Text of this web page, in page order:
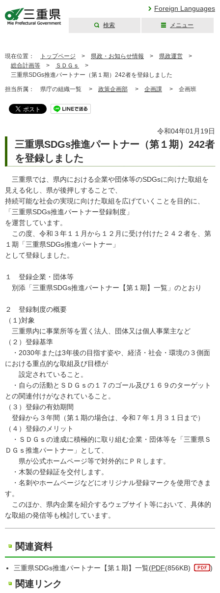
Foreign Languages
検索 メニュー
現在位置： トップページ > 県政・お知らせ情報 > 県政運営 >
総合計画等 > ＳＤＧｓ
>
三重県SDGs推進パートナー（第１期）242者を登録しました
担当所属： 県庁の組織一覧 > 政策企画部 > 企画課 > 企画班
令和04年01月19日
三重県SDGs推進パートナー（第１期）242者
を登録しました
三重県では、県内における企業や団体等のSDGsに向けた取組を
見える化し、県が後押しすることで、
持続可能な社会の実現に向けた取組を広げていくことを目的に、
「三重県SDGs推進パートナー登録制度」
を運営しています。
この度、令和３年１１月から１２月に受け付けた２４２者を、第
１期「三重県SDGs推進パートナー」
として登録しました。
１ 登録企業・団体等
別添「三重県SDGs推進パートナー【第１期】一覧」のとおり
２ 登録制度の概要
（１)対象
三重県内に事業所等を置く法人、団体又は個人事業主など
（２）登録基準
・2030年または3年後の目指す姿や、経済・社会・環境の３側面
における重点的な取組及び目標が
設定されていること。
・自らの活動とＳＤＧｓの１７のゴール及び１６９のターゲット
との関連付けがなされていること。
（３）登録の有効期間
登録から３年間（第１期の場合は、令和７年１月３１日まで）
（４）登録のメリット
・ＳＤＧｓの達成に積極的に取り組む企業・団体等を「三重県Ｓ
ＤＧｓ推進パートナー」として、
県が公式ホームページ等で対外的にＰＲします。
・木製の登録証を交付します。
・名刺やホームページなどにオリジナル登録マークを使用できま
す。
このほか、県内企業を紹介するウェブサイト等において、具体的
な取組の発信等も検討しています。
関連資料
三重県SDGs推進パートナー【第１期】一覧(PDF(856KB) )
関連リンク